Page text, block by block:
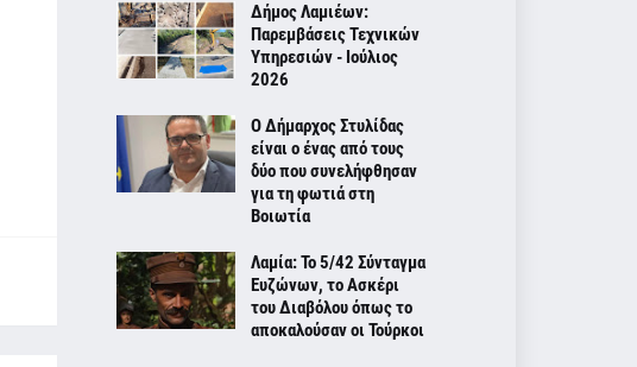
Δήμος Λαμιέων:
Παρεμβάσεις Τεχνικών
Υπηρεσιών - Ιούλιος
2026
Ο Δήμαρχος Στυλίδας
είναι ο ένας από τους
δύο που συνελήφθησαν
για τη φωτιά στη
Βοιωτία
Λαμία: Το 5/42 Σύνταγμα
Ευζώνων, το Ασκέρι
του Διαβόλου όπως το
αποκαλούσαν οι Τούρκοι